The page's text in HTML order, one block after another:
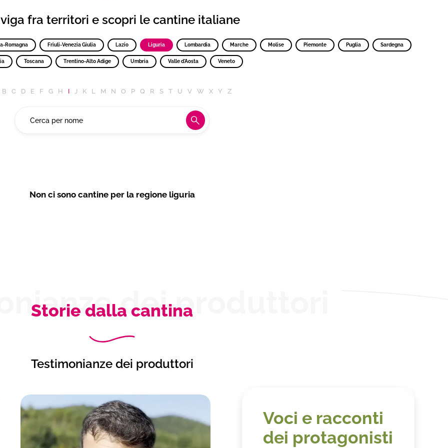
fra territori e scopri le cantine italiane
Romagna Friuli-Venezia Giulia Lazio Liguria Lombardia Marche Molise Piemonte Puglia Sardegna
Toscana Trentino-Alto Adige Umbria Valle d'Aosta Veneto
B C D E F G H I J K L M N O P Q R S T U V W X Y Z
Non ci sono cantine per la regione liguria
dei produttori
Storie dalla cantina
Testimonianze dei produttori
Voci e racconti
dei protagonisti